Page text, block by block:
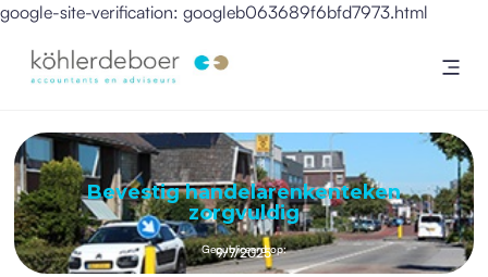
google-site-verification: googleb063689f6bfd7973.html
Bevestig handelarenkenteken
zorgvuldig
Gepubliceerd op:
9/7/2025